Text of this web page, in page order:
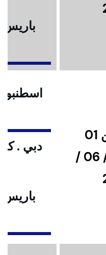
باريس
ولغاية 05 / 06 /
دبي .
باريس